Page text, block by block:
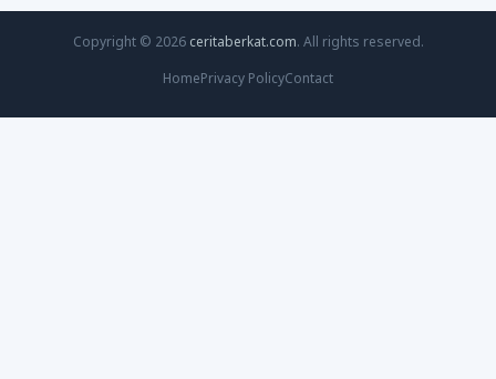
Copyright © 2026 ceritaberkat.com. All rights reserved.
HomePrivacy PolicyContact